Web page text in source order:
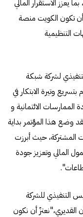
يعزز الاستقرار المالي
أن تكون الكويت منصة
التنظيمية
لشركة شبكة
وتيرة الابتكار في
الممارسات الائتمانية و
وضع هذا المؤتمر بداية
المشتركة، حيث أبرزت
المالي وتعزيز جودة
التنفيذي للشركة
القديري،"نعتزّ أن نكون